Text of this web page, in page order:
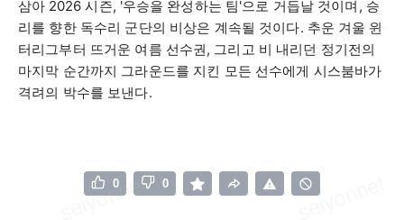
삼아 2026시즌, '우승을 완성하는 팀'으로 거듭날 것이며 , 승
리를 향한 독수리 군단의 비상은 계속될 것이다. 추운 겨울 윈
터리그부터 뜨거운 여름 선수권, 그리고 비 내리던 정기전의
마지막 순간까지 그라운드를 지킨 모든 선수에게 시스붐바가
격려의 박수를 보낸다.
0 0